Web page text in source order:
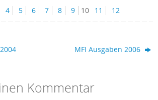
4 5 6 7 8 9 10 11 12
MFI Ausgaben 2006
Kommentar